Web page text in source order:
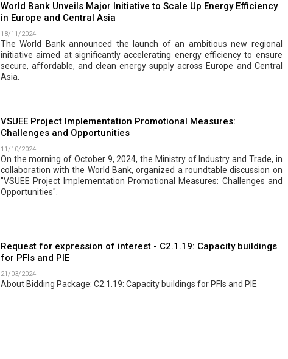
World Bank Unveils Major Initiative to Scale Up Energy Efficiency
in Europe and Central Asia
18/11/2024
The World Bank announced the launch of an ambitious new regional
initiative aimed at significantly accelerating energy efficiency to ensure
secure, affordable, and clean energy supply across Europe and Central
Asia.
VSUEE Project Implementation Promotional Measures:
Challenges and Opportunities
11/10/2024
On the morning of October 9, 2024, the Ministry of Industry and Trade, in
collaboration with the World Bank, organized a roundtable discussion on
"VSUEE Project Implementation Promotional Measures: Challenges and
Opportunities".
Request for expression of interest - C2.1.19: Capacity buildings
for PFIs and PIE
21/03/2024
About Bidding Package: C2.1.19: Capacity buildings for PFIs and PIE